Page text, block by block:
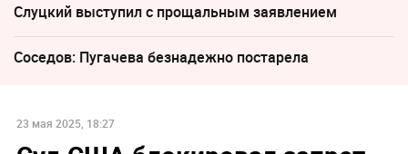
Слуцкий выступил с прощальным заявлением
Соседов: Пугачева безнадежно постарела
23 мая 2025, 18:27